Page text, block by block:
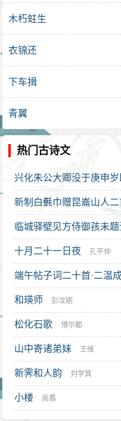
木朽蛀生
衣锦还
下车揖
青翼
热门古诗文
兴化朱公大卿没于庚申
留十日而别赋二小诗以
新制白氎巾赠昆崙山人
临城驿壁见方侍御孩未
十月二十一日夜 孔平仲
端午帖子词二十首·二温
和瑛师 彭汝砺
松化石歌 博尔都
山中寄诸弟妹 王维
新霁和人韵 刘学箕
小楼 高翥